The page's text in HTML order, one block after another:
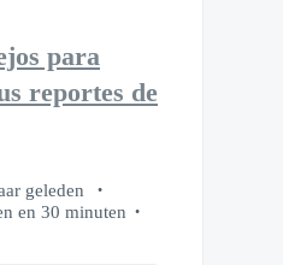
para
reportes de
geleden
en 30 minuten